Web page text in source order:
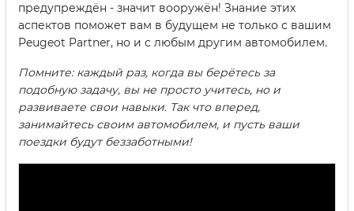
предупреждён - значит вооружён! Знание этих
аспектов поможет вам в будущем не только с вашим
Peugeot Partner, но и с любым другим автомобилем.
Помните: каждый раз, когда вы берётесь за
подобную задачу, вы не просто учитесь, но и
развиваете свои навыки. Так что вперед,
занимайтесь своим автомобилем, и пусть ваши
поездки будут беззаботными!